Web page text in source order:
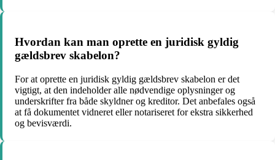
Hvordan kan man oprette en juridisk gyldig
gældsbrev skabelon?
For at oprette en juridisk gyldig gældsbrev skabelon er det
vigtigt, at den indeholder alle nødvendige oplysninger og
underskrifter fra både skyldner og kreditor. Det anbefales også
at få dokumentet vidneret eller notariseret for ekstra sikkerhed
og bevisværdi.